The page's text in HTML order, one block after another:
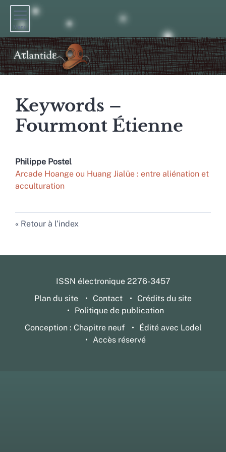
Menu
Keywords –
Fourmont Étienne
Philippe Postel
Arcade Hoange ou Huang Jialüe : entre aliénation et
acculturation
Retour à l’index
ISSN électronique 2276-3457
Plan du site
Contact
Crédits du site
Politique de publication
Conception : Chapitre neuf
Édité avec Lodel
Accès réservé